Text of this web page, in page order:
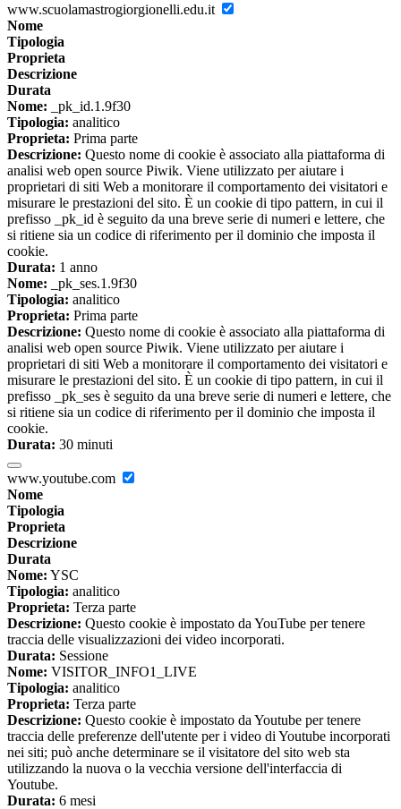
www.scuolamastrogiorgionelli.edu.it
Nome
Tipologia
Proprieta
Descrizione
Durata
Nome: _pk_id.1.9f30
Tipologia: analitico
Proprieta: Prima parte
Descrizione: Questo nome di cookie è associato alla piattaforma di
analisi web open source Piwik. Viene utilizzato per aiutare i
proprietari di siti Web a monitorare il comportamento dei visitatori e
misurare le prestazioni del sito. È un cookie di tipo pattern, in cui il
prefisso _pk_id è seguito da una breve serie di numeri e lettere, che
si ritiene sia un codice di riferimento per il dominio che imposta il
cookie.
Durata: 1 anno
Nome: _pk_ses.1.9f30
Tipologia: analitico
Proprieta: Prima parte
Descrizione: Questo nome di cookie è associato alla piattaforma di
analisi web open source Piwik. Viene utilizzato per aiutare i
proprietari di siti Web a monitorare il comportamento dei visitatori e
misurare le prestazioni del sito. È un cookie di tipo pattern, in cui il
prefisso _pk_ses è seguito da una breve serie di numeri e lettere, che
si ritiene sia un codice di riferimento per il dominio che imposta il
cookie.
Durata: 30 minuti
www.youtube.com
Nome
Tipologia
Proprieta
Descrizione
Durata
Nome: YSC
Tipologia: analitico
Proprieta: Terza parte
Descrizione: Questo cookie è impostato da YouTube per tenere
traccia delle visualizzazioni dei video incorporati.
Durata: Sessione
Nome: VISITOR_INFO1_LIVE
Tipologia: analitico
Proprieta: Terza parte
Descrizione: Questo cookie è impostato da Youtube per tenere
traccia delle preferenze dell'utente per i video di Youtube incorporati
nei siti; può anche determinare se il visitatore del sito web sta
utilizzando la nuova o la vecchia versione dell'interfaccia di
Youtube.
Durata: 6 mesi